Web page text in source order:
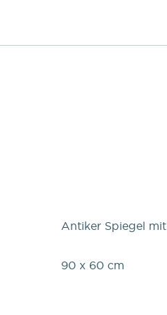
Antiker Spiegel
90 x 60 cm